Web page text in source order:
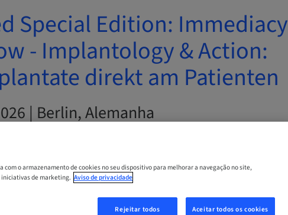
Special Edition: Immediacy
- Implantology & Action:
direkt am Patienten
| Berlin, Alemanha
com o armazenamento de cookies no seu dispositivo para melhorar a navegação no site,
de marketing. Aviso de privacidade
Rejeitar todos Aceitar todos os cookies